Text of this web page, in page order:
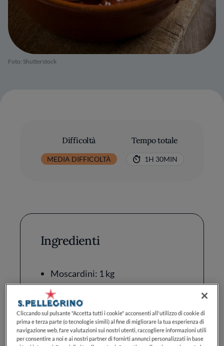
Foto: Shutterstock
Difficoltà
MEDIA DIFFICOLTÀ
Tempo totale
1H 30MIN
Ingredienti
Moscardini: 1 kg
Olio Extravergine di Oliva: 4
cucchiai
Polpa di Pomodoro: 400 g
Aglio: 3 spicchi
Cliccando sul pulsante "Accetta tutti i cookie" acconsenti all'utilizzo di cookie di
prima e terza parte (o tecnologie simili) al fine di migliorare la tua esperienza di
navigazione web, fare valutazioni sui nostri utenti, raccogliere informazioni utili
per consentire a noi e ai nostri partner di fornirti annunci personalizzati in base